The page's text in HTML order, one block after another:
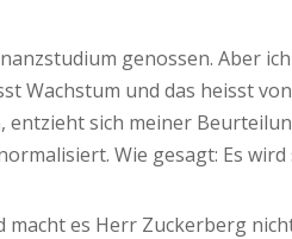
genossen. Aber
Wachstum und das heisst
sich meiner
Wie gesagt: Es
es Herr Zuckerberg